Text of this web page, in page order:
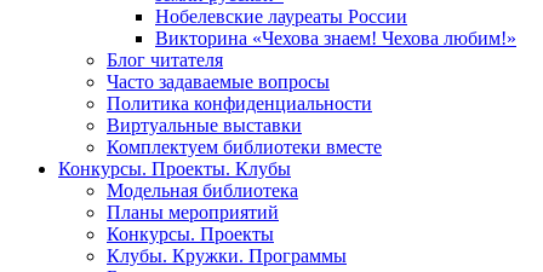
Нобелевские лауреаты России
Викторина «Чехова знаем! Чехова любим!»
Блог читателя
Часто задаваемые вопросы
Политика конфиденциальности
Виртуальные выставки
Комплектуем библиотеки вместе
Конкурсы. Проекты. Клубы
Модельная библиотека
Планы мероприятий
Конкурсы. Проекты
Клубы. Кружки. Программы